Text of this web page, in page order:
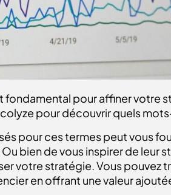
pour affiner votre
pour découvrir quels
pour ces termes peut vous
bien de vous inspirer de leur
votre stratégie. Vous pouvez
en offrant une valeur